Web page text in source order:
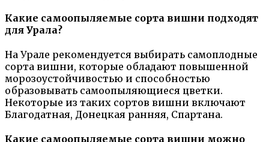
Какие самоопыляемые сорта вишни подходят
для Урала?
На Урале рекомендуется выбирать самоплодные
сорта вишни, которые обладают повышенной
морозоустойчивостью и способностью
образовывать самоопыляющиеся цветки.
Некоторые из таких сортов вишни включают
Благодатная, Донецкая ранняя, Спартана.
Какие самоопыляемые сорта вишни можно